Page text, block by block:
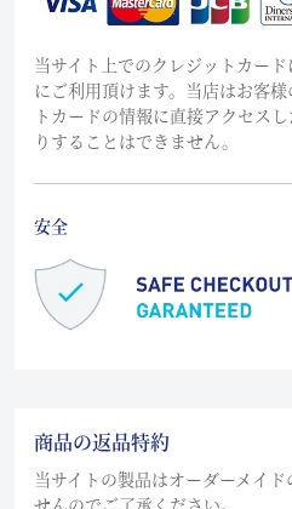
当サイト上でのクレジットカー
にご利用頂けます。当店はお客
トカードの情報に直接アクセス
りすることはできません。
安全
商品の返品特約
当サイトの製品はオーダーメイ